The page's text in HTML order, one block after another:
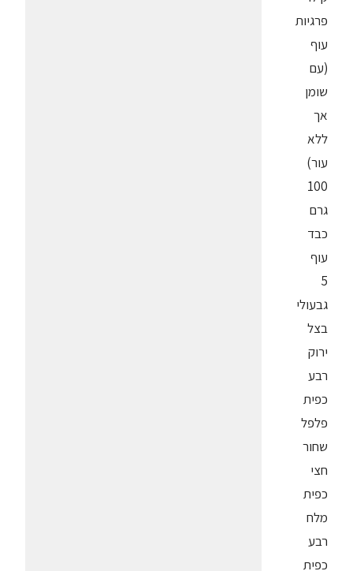
פרגיות
עוף
(עם
שומן
אך
ללא
עור)
100
גרם
כבד
עוף
5
גבעולי
בצל
ירוק
רבע
כפית
פלפל
שחור
חצי
כפית
מלח
רבע
כפית